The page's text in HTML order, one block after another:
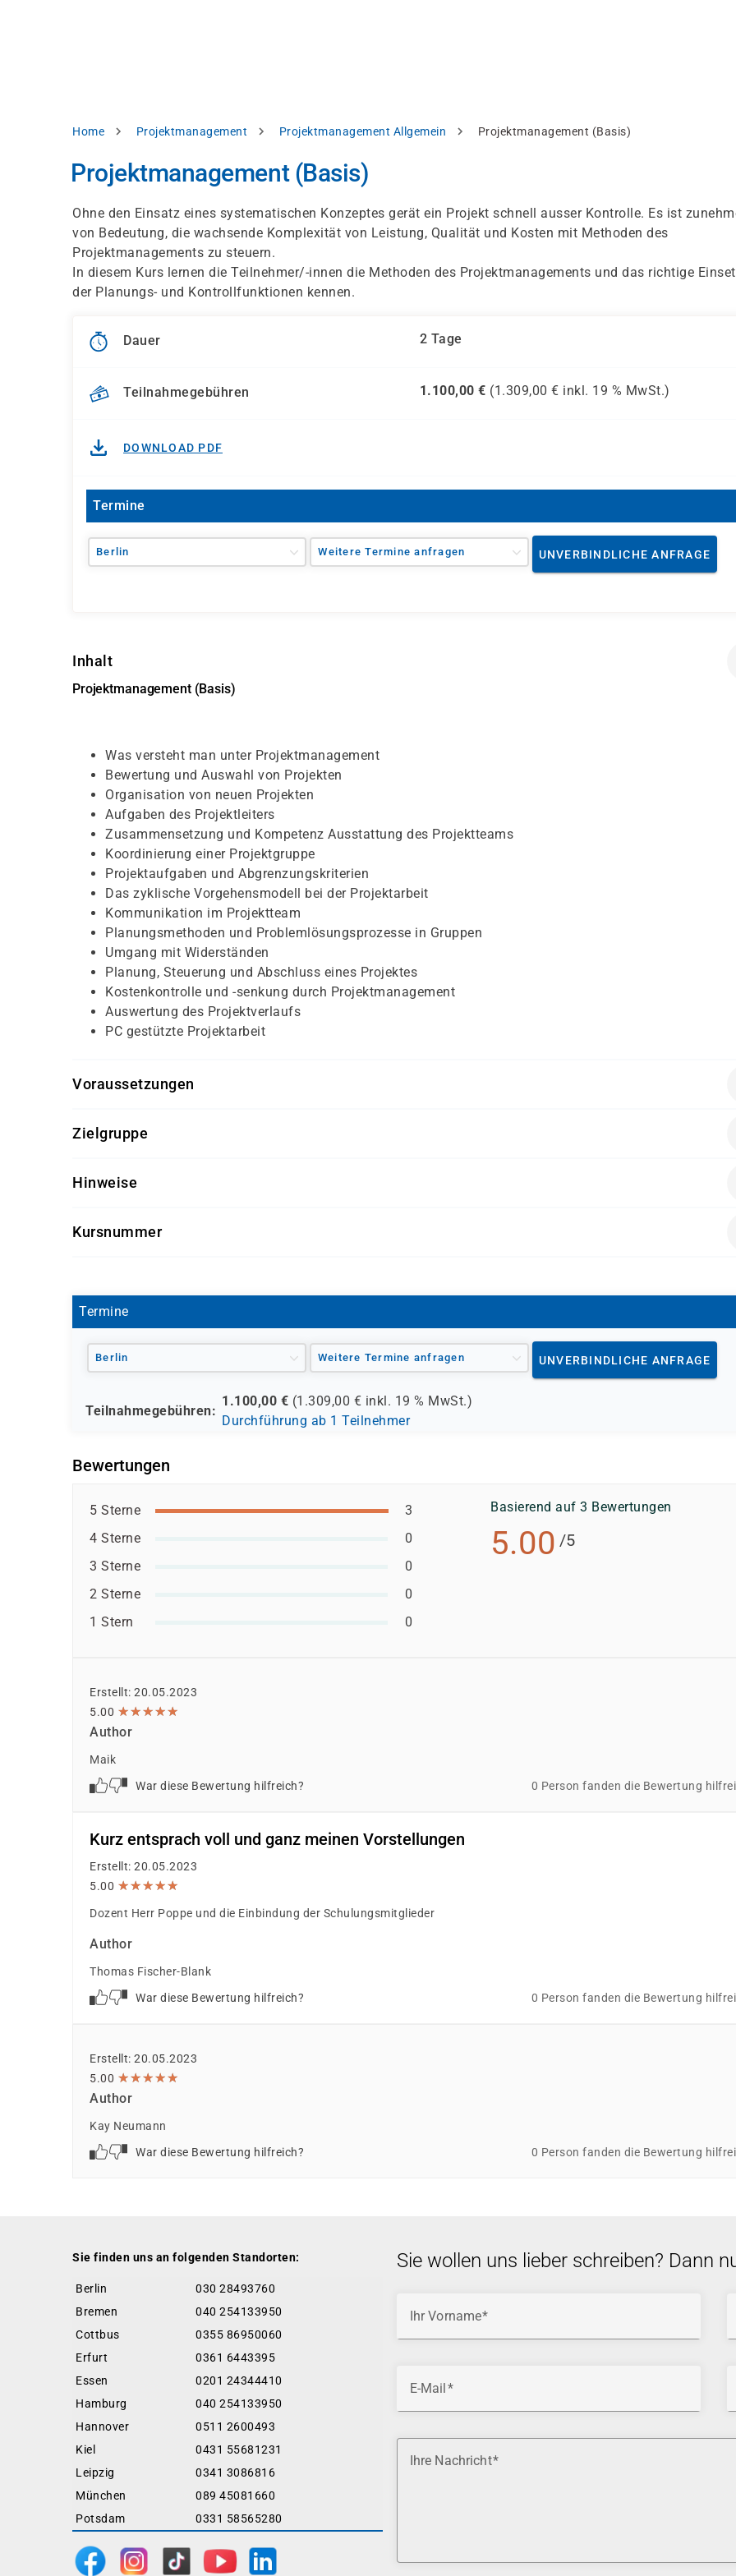
Pfadnavigation
Home Projektmanagement Projektmanagement Allgemein Projektmanagement (Basis)
Projektmanagement (Basis)
Ohne den Einsatz eines systematischen Konzeptes gerät ein Projekt schnell ausser Kontrolle. Es ist
von Bedeutung, die wachsende Komplexität von Leistung, Qualität und Kosten mit Methoden des
Projektmanagements zu steuern.
In diesem Kurs lernen die Teilnehmer/-innen die Methoden des Projektmanagements und das richtige
der Planungs- und Kontrollfunktionen kennen.
Dauer 2 Tage
Teilnahmegebühren 1.100,00 € (1.309,00 € inkl. 19 % MwSt.)
DOWNLOAD PDF
Termine
Berlin Weitere Termine anfragen UNVERBINDLICHE ANFRAGE
Inhalt
Projektmanagement (Basis)
Was versteht man unter Projektmanagement
Bewertung und Auswahl von Projekten
Organisation von neuen Projekten
Aufgaben des Projektleiters
Zusammensetzung und Kompetenz Ausstattung des Projektteams
Koordinierung einer Projektgruppe
Projektaufgaben und Abgrenzungskriterien
Das zyklische Vorgehensmodell bei der Projektarbeit
Kommunikation im Projektteam
Planungsmethoden und Problemlösungsprozesse in Gruppen
Umgang mit Widerständen
Planung, Steuerung und Abschluss eines Projektes
Kostenkontrolle und -senkung durch Projektmanagement
Auswertung des Projektverlaufs
PC gestützte Projektarbeit
Voraussetzungen
keine
Zielgruppe
tätig sind.
Hinweise
Kursnummer
Termine
Berlin Weitere Termine anfragen UNVERBINDLICHE ANFRAGE
Teilnahmegebühren:
1.100,00 € (1.309,00 € inkl. 19 % MwSt.)
Durchführung ab 1 Teilnehmer
Bewertungen
5 Sterne
3
4 Sterne
0
3 Sterne
0
2 Sterne
0
1 Stern
0
Basierend auf 3 Bewertungen
5.00 /5
Erstellt: 20.05.2023
5.00 ★★★★★
★★★★★
Author
Maik
War diese Bewertung hilfreich?
0 Person fanden die Bewertung
Kurz entsprach voll und ganz meinen Vorstellungen
Erstellt: 20.05.2023
5.00 ★★★★★
★★★★★
Dozent Herr Poppe und die Einbindung der Schulungsmitglieder
Author
Thomas Fischer-Blank
War diese Bewertung hilfreich?
0 Person fanden die Bewertung
Erstellt: 20.05.2023
5.00 ★★★★★
★★★★★
Author
Kay Neumann
War diese Bewertung hilfreich?
0 Person fanden die Bewertung
Sie finden uns an folgenden Standorten:
Berlin
030 28493760
Bremen
040 254133950
Cottbus
0355 86950060
Erfurt
0361 6443395
Essen
0201 24344410
Hamburg
040 254133950
Hannover
0511 2600493
Kiel
0431 55681231
Leipzig
0341 3086816
München
089 45081660
Potsdam
0331 58565280
Sie wollen uns lieber schreiben? Dann
Ihr Vorname
E-Mail
Ihre Nachricht
Datenschutzhinweis